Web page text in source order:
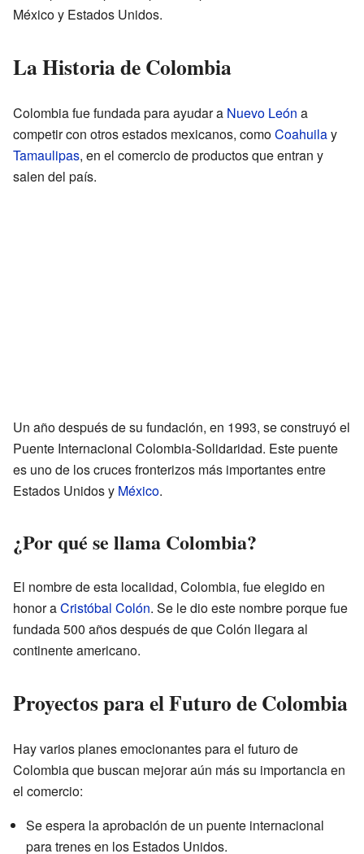
México y Estados Unidos.
La Historia de Colombia
Colombia fue fundada para ayudar a Nuevo León a
competir con otros estados mexicanos, comoCoahuilay
Tamaulipas, en el comercio de productos que entran y
salen del país.
Un año después de su fundación, en 1993, se construyó el
Puente Internacional Colombia-Solidaridad. Este puente
es uno de los cruces fronterizos más importantes entre
Estados Unidos y México.
¿Por qué se llama Colombia?
El nombre de esta localidad, Colombia, fue elegido en
honor aCristóbal Colón. Se le dio este nombre porque fue
fundada 500 años después de que Colón llegara al
continente americano.
Proyectos para el Futuro de Colombia
Hay varios planes emocionantes para el futuro de
Colombia que buscan mejorar aún más su importancia en
el comercio:
Se espera la aprobación de un puente internacional
para trenes en los Estados Unidos.